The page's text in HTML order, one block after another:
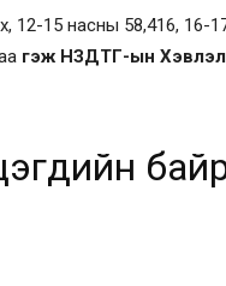
12-15 насны 58,416, 16-
гэж НЗДТГ-ын